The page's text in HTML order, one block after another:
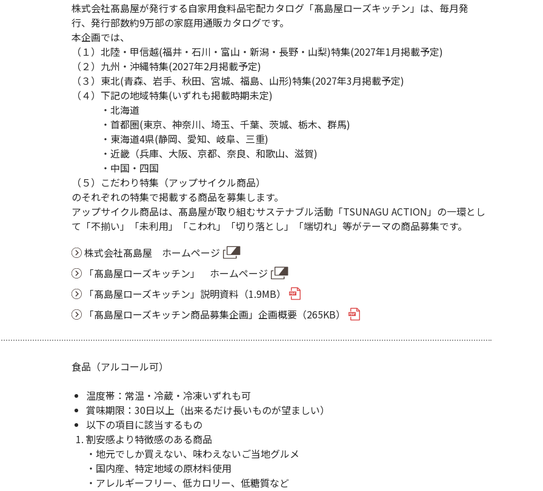
株式会社髙島屋が発行する自家用食料品宅配カタログ「髙島屋ローズキッチン」は、毎月発
行、発行部数約9万部の家庭用通販カタログです。
本企画では、
（１）北陸・甲信越(福井・石川・富山・新潟・長野・山梨)特集(2027年1月掲載予定)
（２）九州・沖縄特集(2027年2月掲載予定)
（３）東北(青森、岩手、秋田、宮城、福島、山形)特集(2027年3月掲載予定)
（４）下記の地域特集(いずれも掲載時期未定)
・北海道
・首都圏(東京、神奈川、埼玉、千葉、茨城、栃木、群馬)
・東海道4県(静岡、愛知、岐阜、三重)
・近畿（兵庫、大阪、京都、奈良、和歌山、滋賀)
・中国・四国
（５）こだわり特集（アップサイクル商品）
のそれぞれの特集で掲載する商品を募集します。
アップサイクル商品は、髙島屋が取り組むサステナブル活動「TSUNAGU ACTION」の一環とし
て「不揃い」「未利用」「こわれ」「切り落とし」「端切れ」等がテーマの商品募集です。
株式会社髙島屋 ホームページ
「髙島屋ローズキッチン」 ホームページ
「髙島屋ローズキッチン」説明資料（1.9MB）
「髙島屋ローズキッチン商品募集企画」企画概要（265KB）
食品（アルコール可）
温度帯：常温・冷蔵・冷凍いずれも可
賞味期限：30日以上（出来るだけ長いものが望ましい）
以下の項目に該当するもの
割安感より特徴感のある商品
・地元でしか買えない、味わえないご当地グルメ
・国内産、特定地域の原材料使用
・アレルギーフリー、低カロリー、低糖質など